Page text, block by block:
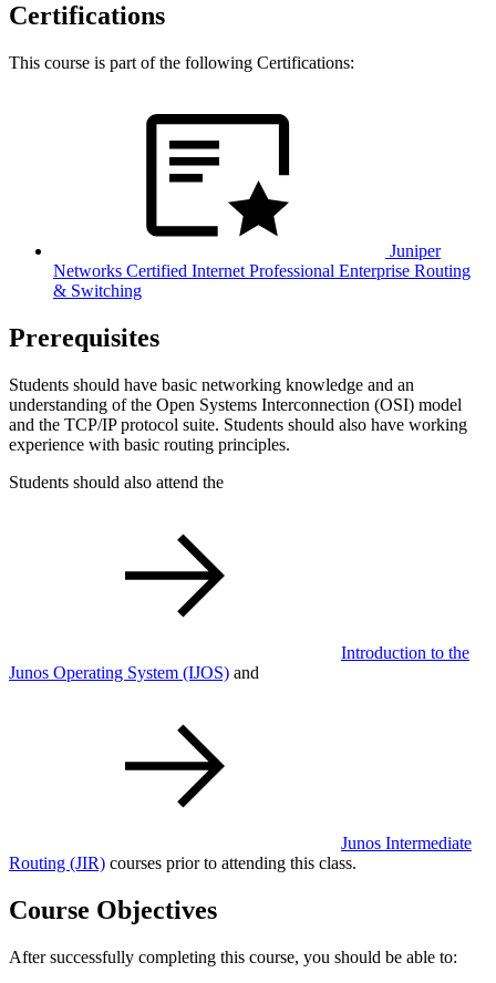
Certifications
This course is part of the following Certifications:
Juniper
Networks Certified Internet Professional Enterprise Routing
& Switching
Prerequisites
Students should have basic networking knowledge and an
understanding of the Open Systems Interconnection (OSI) model
and the TCP/IP protocol suite. Students should also have working
experience with basic routing principles.
Students should also attend the
Introduction to the
Junos Operating System (IJOS) and
Junos Intermediate
Routing (JIR) courses prior to attending this class.
Course Objectives
After successfully completing this course, you should be able to: